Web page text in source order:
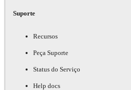
Suporte
Recursos
Peça Suporte
Status do Serviço
Help docs